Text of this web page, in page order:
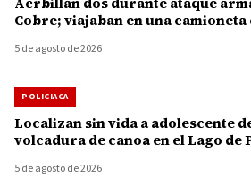
Cobre; viajaban en una camioneta
5 de agosto de 2026
POLICIACA
Localizan sin vida a adolescente
volcadura de canoa en el Lago de
5 de agosto de 2026